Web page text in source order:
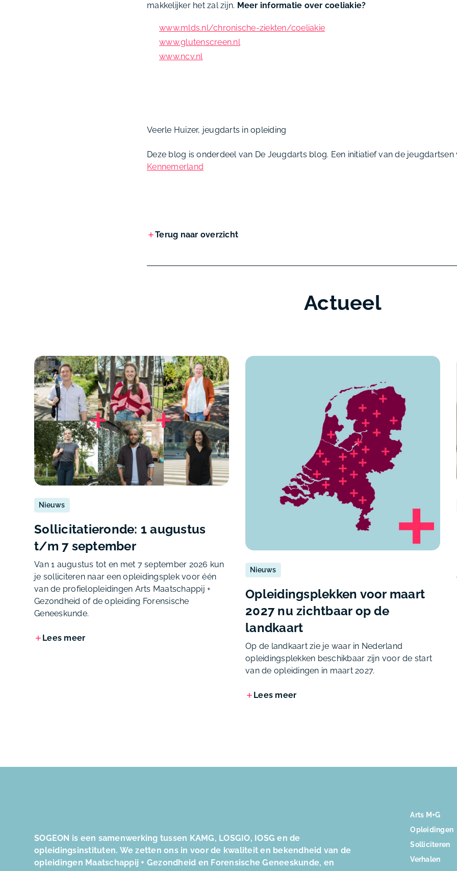
makkelijker het zal zijn. Meer informatie over coeliakie?
www.mlds.nl/chronische-ziekten/coeliakie
www.glutenscreen.nl
www.ncv.nl
Veerle Huizer, jeugdarts in opleiding
Deze blog is onderdeel van De Jeugdarts blog. Een initiatief van de jeugdartsen
Kennemerland
Terug naar overzicht
Actueel
Nieuws
Sollicitatieronde: 1 augustus
t/m 7 september
Van 1 augustus tot en met 7 september 2026 kun
je solliciteren naar een opleidingsplek voor één
van de profielopleidingen Arts Maatschappij +
Gezondheid of de opleiding Forensische
Geneeskunde.
Lees meer
Nieuws
Opleidingsplekken voor maart
2027 nu zichtbaar op de
landkaart
Op de landkaart zie je waar in Nederland
opleidingsplekken beschikbaar zijn voor de start
van de opleidingen in maart 2027.
Lees meer
SOGEON is een samenwerking tussen KAMG, LOSGIO, IOSG en de
opleidingsinstituten. We zetten ons in voor de kwaliteit en bekendheid van de
opleidingen Maatschappij + Gezondheid en Forensische Geneeskunde, en
Arts M+G
Opleidingen
Solliciteren
Verhalen